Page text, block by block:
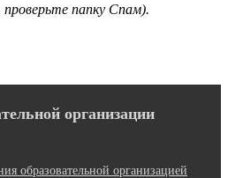
папку Спам).
организации
образовательной организацией